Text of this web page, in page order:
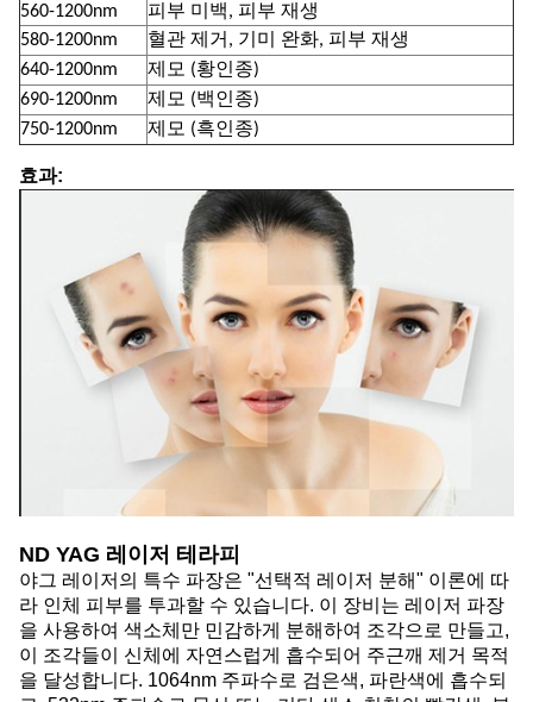
560-1200nm
피부 미백, 피부 재생
580-1200nm
혈관 제거, 기미 완화, 피부 재생
640-1200nm
제모 (황인종)
690-1200nm
제모 (백인종)
750-1200nm
제모 (흑인종)
효과:
ND YAG 레이저 테라피
야그 레이저의 특수 파장은 "선택적 레이저 분해" 이론에 따
라 인체 피부를 투과할 수 있습니다. 이 장비는 레이저 파장
을 사용하여 색소체만 민감하게 분해하여 조각으로 만들고,
이 조각들이 신체에 자연스럽게 흡수되어 주근깨 제거 목적
을 달성합니다. 1064nm 주파수로 검은색, 파란색에 흡수되